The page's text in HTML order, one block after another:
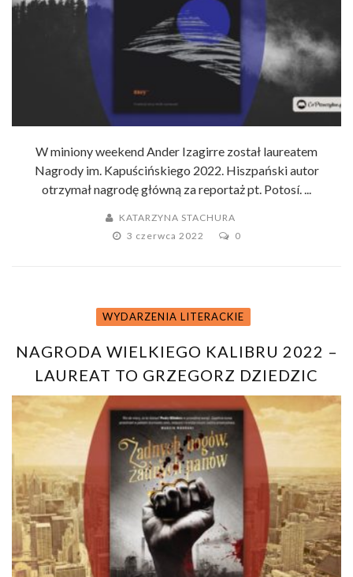
W miniony weekend Ander Izagirre został laureatem
Nagrody im. Kapuścińskiego 2022. Hiszpański autor
otrzymał nagrodę główną za reportaż pt. Potosí. ...
KATARZYNA STACHURA
3 czerwca 2022
0
WYDARZENIA LITERACKIE
NAGRODA WIELKIEGO KALIBRU 2022 –
LAUREAT TO GRZEGORZ DZIEDZIC